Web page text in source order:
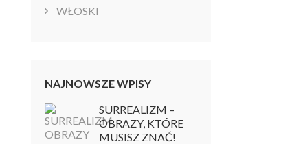
WŁOSKI
NAJNOWSZE WPISY
SURREALIZM –
OBRAZY, KTÓRE
MUSISZ ZNAĆ!